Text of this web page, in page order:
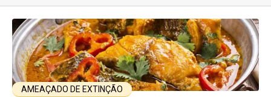
AMEAÇADO DE EXTINÇÃO